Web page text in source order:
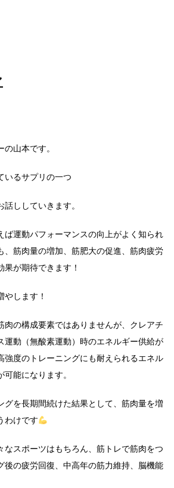
山本です。
いるサプリの一つ
ししていきます。
ば運動パフォーマンスの向上がよく知られ
、筋肉量の増加、筋肥大の促進、筋肉疲労
が期待できます！
やします！
肉の構成要素ではありませんが、クレアチ
運動（無酸素運動）時のエネルギー供給が
強度のトレーニングにも耐えられるエネル
能になります。
グを長期間続けた結果として、筋肉量を増
わけです
なスポーツはもちろん、筋トレで筋肉をつ
後の疲労回復、中高年の筋力維持、脳機能